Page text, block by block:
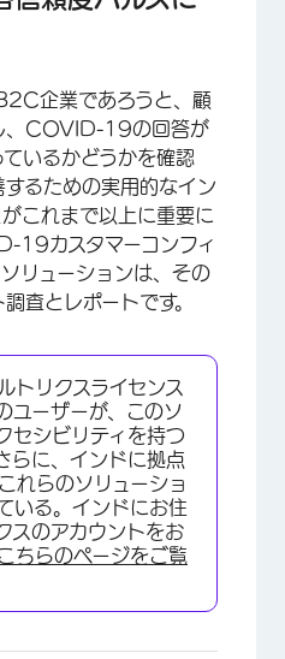
企業であろうと、顧
、COVID-19の回答が
いるかどうかを確認
るための実用的なイン
これまで以上に重要に
19カスタマーコンフィ
リューションは、その
査とレポートです。
トリクスライセンス
ユーザーが、このソ
セシビリティを持つ
らに、インドに拠点
れらのソリューショ
いる。インドにお住
スのアカウントをお
こちらのページをご覧